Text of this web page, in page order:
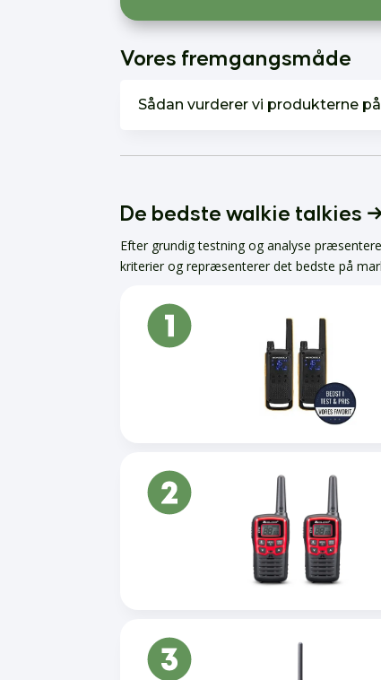
Vores fremgangsmåde
Sådan vurderer vi produkterne
De bedste walkie talkies
Efter grundig testning og analyse
kriterier og repræsenterer det bedste på